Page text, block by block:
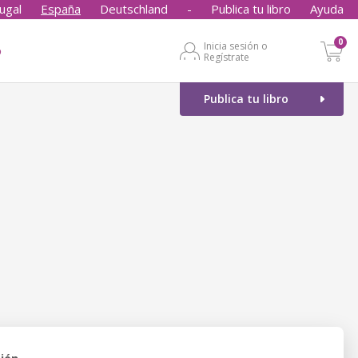
España Deutschland - Publica tu libro Ayuda
Inicia sesión o
Regístrate
0
Publica tu libro